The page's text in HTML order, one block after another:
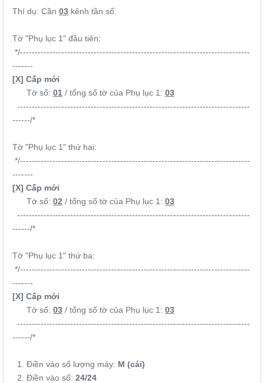
Thí dụ: Cần 03 kênh tần số.
Tờ "Phụ lục 1" đầu tiên:
*/------------------------------------------------------------------------------
-------
[X] Cấp mới
Tờ số: 01 / tổng số tờ của Phụ lục 1: 03
-------------------------------------------------------------------------------
------/*
Tờ "Phụ lục 1" thứ hai:
*/------------------------------------------------------------------------------
-------
[X] Cấp mới
Tờ số: 02 / tổng số tờ của Phụ lục 1: 03
-------------------------------------------------------------------------------
------/*
Tờ "Phụ lục 1" thứ ba:
*/------------------------------------------------------------------------------
-------
[X] Cấp mới
Tờ số: 03 / tổng số tờ của Phụ lục 1: 03
-------------------------------------------------------------------------------
------/*
1. Điền vào số lượng máy: M (cái)
2. Điền vào số: 24/24